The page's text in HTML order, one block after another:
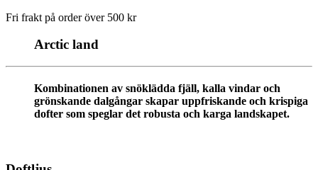
Fri frakt på order över 500 kr
Arctic land
Kombinationen av snöklädda fjäll, kalla vindar och
grönskande dalgångar skapar uppfriskande och krispiga
dofter som speglar det robusta och karga landskapet.